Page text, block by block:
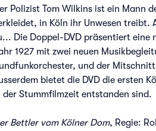
Polizist Tom Wilkins ist ein Mann
in Köln ihr Unwesen treibt.
Die Doppel-DVD präsentiert eine
1927 mit zwei neuen
und der
bietet die DVD die ersten
der Stummfilmzeit entstanden sind.
Bettler vom Kölner Dom, Regie: